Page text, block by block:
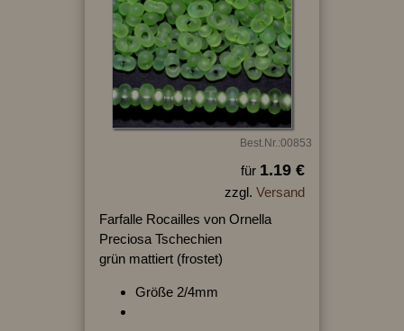
Best.Nr.:00853
für 1.19 €
zzgl. Versand
Farfalle Rocailles von Ornella
Preciosa Tschechien
grün mattiert (frostet)
Größe 2/4mm